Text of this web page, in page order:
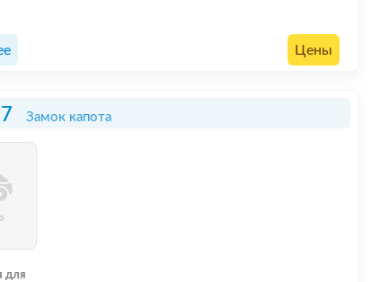
N47C16A, N47C20A] 1.4 - 2.0L 2006 - 2013 / MINI
Цены
Замок капота
для